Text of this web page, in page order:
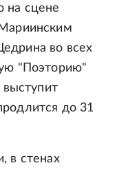
на сцене
во всех
"Поэторию"
до 31
в стенах